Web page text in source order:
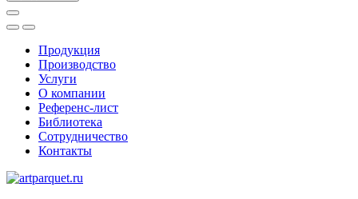
Продукция
Производство
Услуги
О компании
Референс-лист
Библиотека
Сотрудничество
Контакты